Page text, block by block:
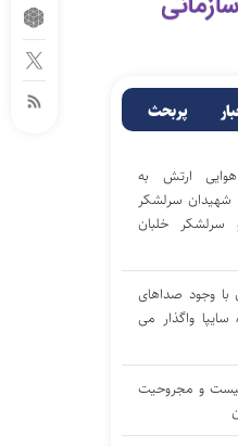
پربحث
هوایی ارتش به
شهیدان سرلشکر
سرلشکر خلبان
با وجود صداهای
واگذار می
و مجروحیت